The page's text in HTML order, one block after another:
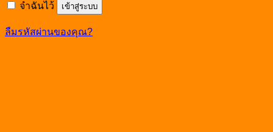
จำฉันไว้ เข้าสู่ระบบ
ลืมรหัสผ่านของคุณ?